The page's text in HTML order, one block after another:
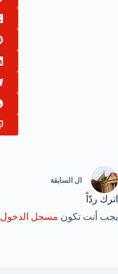
ال السابقة
اترك ردّاً
يجب أنت تكون مسجل الدخول